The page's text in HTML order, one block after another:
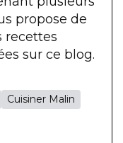
propose de
recettes
sur ce blog.
Cuisiner Malin